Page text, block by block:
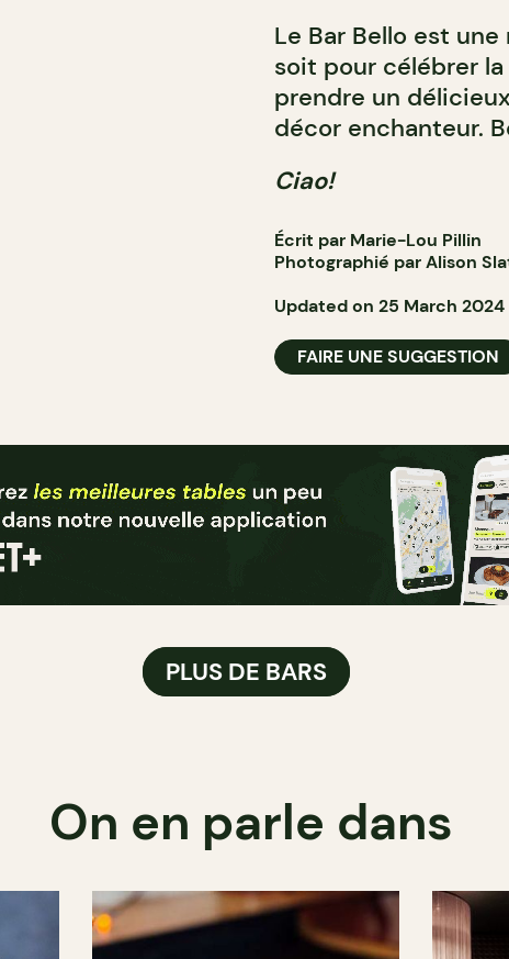
Le Bar Bello est
soit pour célébrer
prendre un
décor enchanteur.
Ciao!
Écrit par Marie-Lou Pillin
Photographié par Alison
Updated on 25 March 2024
FAIRE UNE SUGGESTION
PLUS DE BARS
On en parle dans